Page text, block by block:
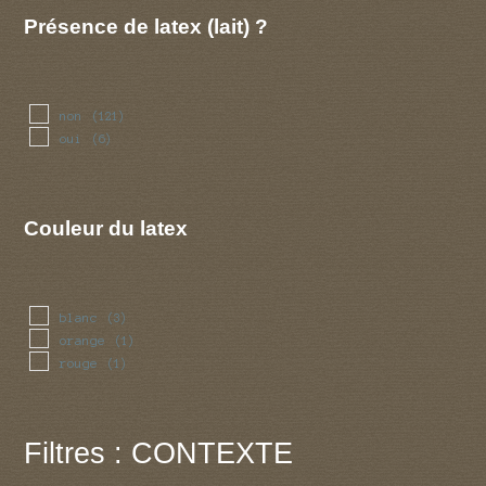
Présence de latex (lait) ?
non (121)
oui (6)
Couleur du latex
blanc (3)
orange (1)
rouge (1)
Filtres : CONTEXTE